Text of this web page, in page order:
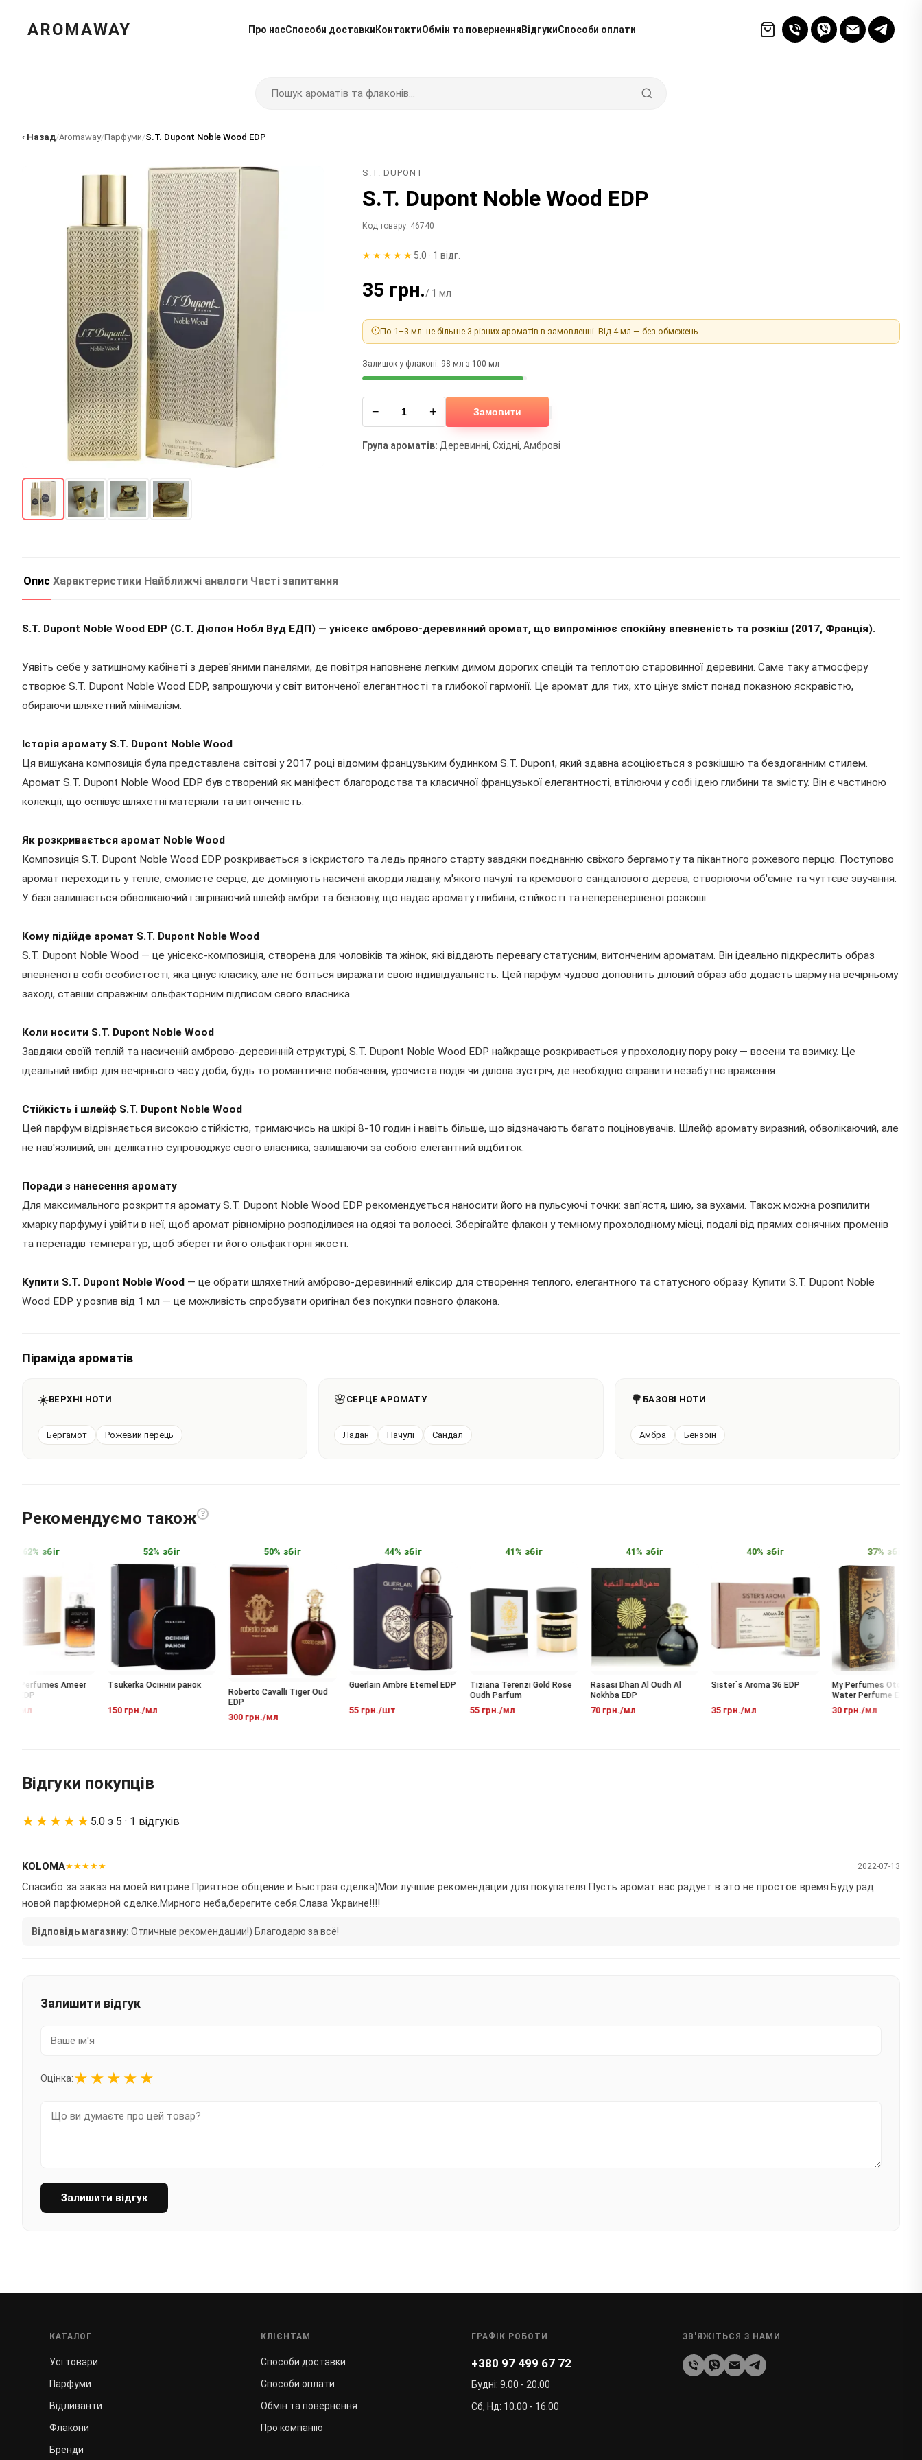
AROMAWAY Про насСпособи доставки КонтактиОбмін та повернення ВідгукиСпособи оплати
‹ Назад/Aromaway/Парфуми/S.T. Dupont Noble Wood EDP
S.T. DUPONT
S.T. Dupont Noble Wood EDP
Код товару: 46740
★★★★★ 5.0 · 1 відг.
35 грн./ 1 мл
По 1–3 мл: не більше 3 різних ароматів в замовленні. Від 4 мл — без обмежень.
Залишок у флаконі: 98 мл з 100 мл
− + Замовити
Група ароматів: Деревинні, Східні, Амброві
Опис Характеристики Найближчі аналоги Часті запитання
S.T. Dupont Noble Wood EDP (С.Т. Дюпон Нобл Вуд ЕДП) — унісекс амброво-деревинний аромат, що випромінює спокійну впевненість та розкіш (2017, Франція).
Уявіть себе у затишному кабінеті з дерев'яними панелями, де повітря наповнене легким димом дорогих спецій та теплотою старовинної деревини. Саме таку атмосферу
створює S.T. Dupont Noble Wood EDP, запрошуючи у світ витонченої елегантності та глибокої гармонії. Це аромат для тих, хто цінує зміст понад показною яскравістю,
обираючи шляхетний мінімалізм.
Історія аромату S.T. Dupont Noble Wood
Ця вишукана композиція була представлена світові у 2017 році відомим французьким будинком S.T. Dupont, який здавна асоціюється з розкішшю та бездоганним стилем.
Аромат S.T. Dupont Noble Wood EDP був створений як маніфест благородства та класичної французької елегантності, втілюючи у собі ідею глибини та змісту. Він є частиною
колекції, що оспівує шляхетні матеріали та витонченість.
Як розкривається аромат Noble Wood
Композиція S.T. Dupont Noble Wood EDP розкривається з іскристого та ледь пряного старту завдяки поєднанню свіжого бергамоту та пікантного рожевого перцю. Поступово
аромат переходить у тепле, смолисте серце, де домінують насичені акорди ладану, м'якого пачулі та кремового сандалового дерева, створюючи об'ємне та чуттєве звучання.
У базі залишається обволікаючий і зігріваючий шлейф амбри та бензоїну, що надає аромату глибини, стійкості та неперевершеної розкоші.
Кому підійде аромат S.T. Dupont Noble Wood
S.T. Dupont Noble Wood — це унісекс-композиція, створена для чоловіків та жінок, які віддають перевагу статусним, витонченим ароматам. Він ідеально підкреслить образ
впевненої в собі особистості, яка цінує класику, але не боїться виражати свою індивідуальність. Цей парфум чудово доповнить діловий образ або додасть шарму на вечірньому
заході, ставши справжнім ольфакторним підписом свого власника.
Коли носити S.T. Dupont Noble Wood
Завдяки своїй теплій та насиченій амброво-деревинній структурі, S.T. Dupont Noble Wood EDP найкраще розкривається у прохолодну пору року — восени та взимку. Це
ідеальний вибір для вечірнього часу доби, будь то романтичне побачення, урочиста подія чи ділова зустріч, де необхідно справити незабутнє враження.
Стійкість і шлейф S.T. Dupont Noble Wood
Цей парфум відрізняється високою стійкістю, тримаючись на шкірі 8-10 годин і навіть більше, що відзначають багато поціновувачів. Шлейф аромату виразний, обволікаючий, але
не нав'язливий, він делікатно супроводжує свого власника, залишаючи за собою елегантний відбиток.
Поради з нанесення аромату
Для максимального розкриття аромату S.T. Dupont Noble Wood EDP рекомендується наносити його на пульсуючі точки: зап'ястя, шию, за вухами. Також можна розпилити
хмарку парфуму і увійти в неї, щоб аромат рівномірно розподілився на одязі та волоссі. Зберігайте флакон у темному прохолодному місці, подалі від прямих сонячних променів
та перепадів температур, щоб зберегти його ольфакторні якості.
Купити S.T. Dupont Noble Wood — це обрати шляхетний амброво-деревинний еліксир для створення теплого, елегантного та статусного образу. Купити S.T. Dupont Noble
Wood EDP у розпив від 1 мл — це можливість спробувати оригінал без покупки повного флакона.
Піраміда ароматів
☀️ВЕРХНІ НОТИ
Бергамот Рожевий перець
🌸 СЕРЦЕ АРОМАТУ
Ладан Пачулі Сандал
🌳 БАЗОВІ НОТИ
Амбра Бензоїн
Рекомендуємо також ?
62% збіг
Perfumes Ameer
52% збіг
Tsukerka Осінній ранок
150 грн./мл
50% збіг
Roberto Cavalli Tiger Oud
EDP
300 грн./мл
44% збіг
Guerlain Ambre Eternel EDP
55 грн./шт
41% збіг
Tiziana Terenzi Gold Rose
Oudh Parfum
55 грн./мл
41% збіг
Rasasi Dhan Al Oudh Al
Nokhba EDP
70 грн./мл
40% збіг
Sister`s Aroma 36 EDP
35 грн./мл
37% збіг
My Perfumes Otoori Oud
Water Perfume EDP
30 грн./мл
Відгуки покупців
★★★★★ 5.0 з 5 · 1 відгуків
KOLOMA★★★★★ 2022-07-13
Спасибо за заказ на моей витрине.Приятное общение и Быстрая сделка)Мои лучшие рекомендации для покупателя.Пусть аромат вас радует в это не простое время.Буду рад
новой парфюмерной сделке.Мирного неба,берегите себя.Слава Украине!!!!
Відповідь магазину: Отличные рекомендации!) Благодарю за всё!
Залишити відгук
Оцінка:★ ★ ★ ★ ★
Залишити відгук
КАТАЛОГ
Усі товари
Парфуми
Відливанти
Флакони
Бренди
КЛІЄНТАМ
Способи доставки
Способи оплати
Обмін та повернення
Про компанію
ГРАФІК РОБОТИ
+380 97 499 67 72
Будні: 9.00 - 20.00
Сб, Нд: 10.00 - 16.00
ЗВ'ЯЖІТЬСЯ З НАМИ